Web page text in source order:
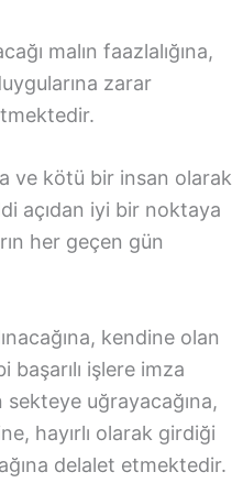
malın faazlalığına,
zarar
ve kötü bir insan olarak
açıdan iyi bir noktaya
her geçen gün
kendine olan
işlere imza
sekteye uğrayacağına,
hayırlı olarak girdiği
delalet etmektedir.